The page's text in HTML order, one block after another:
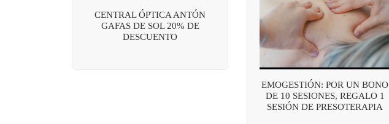
CENTRAL ÓPTICA ANTÓN
GAFAS DE SOL 20% DE
DESCUENTO
EMOGESTIÓN: POR UN BONO
DE 10 SESIONES, REGALO 1
SESIÓN DE PRESOTERAPIA